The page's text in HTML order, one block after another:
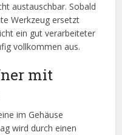
austauschbar. Sobald
Werkzeug ersetzt
ein gut verarbeiteter
vollkommen aus.
mit
im Gehäuse
wird durch einen